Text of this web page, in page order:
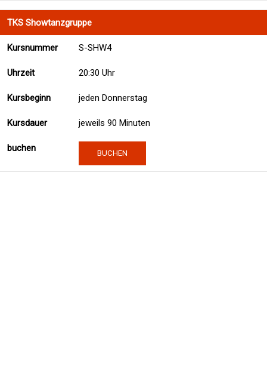
TKS Showtanzgruppe
S-SHW4
20:30 Uhr
jeden Donnerstag
jeweils 90 Minuten
BUCHEN